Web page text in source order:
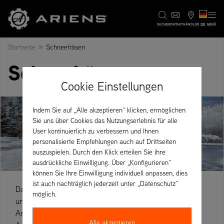
SUCHEKONTAKTHÄNDLER DE MENÜ
Startseite » Schneefräsen
Schneefräsen
Dass Ariens „The King of Snow“ genannt wird haben wir
uns verdient. Seit 1960 haben sich über 4 Millionen
Anwender für eine Ariens Schneefräse entschieden.
Cookie Einstellungen
Indem Sie auf „Alle akzeptieren“ klicken, ermöglichen
Sie uns über Cookies das Nutzungserlebnis für alle
User kontinuierlich zu verbessern und Ihnen
personalisierte Empfehlungen auch auf Drittseiten
auszuspielen. Durch den Klick erteilen Sie ihre
ausdrückliche Einwilligung. Über „Konfigurieren“
können Sie Ihre Einwilligung individuell anpassen, dies
ist auch nachträglich jederzeit unter „Datenschutz“
möglich.